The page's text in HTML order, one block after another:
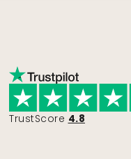
TrustScore 4.8